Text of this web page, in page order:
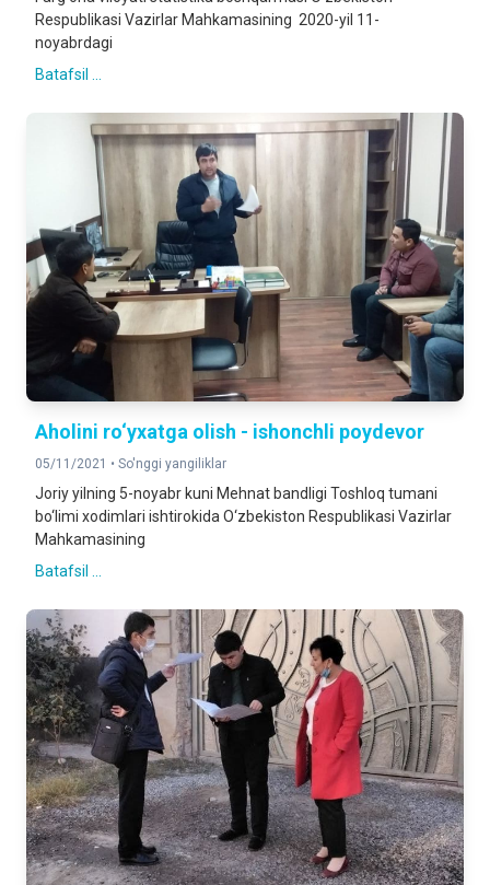
Respublikasi Vazirlar Mahkamasining 2020-yil 11-
noyabrdagi
Batafsil ...
Aholini ro‘yxatga olish - ishonchli poydevor
05/11/2021 • So'nggi yangiliklar
Joriy yilning 5-noyabr kuni Mehnat bandligi Toshloq tumani
bo‘limi xodimlari ishtirokida O‘zbekiston Respublikasi Vazirlar
Mahkamasining
Batafsil ...